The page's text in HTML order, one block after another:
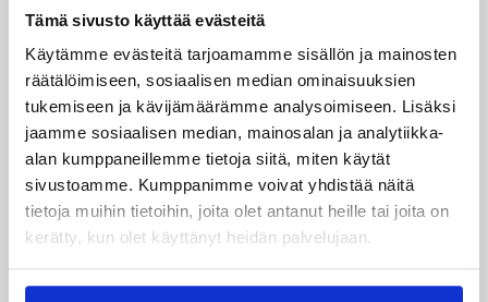
Tämä sivusto käyttää evästeitä
Käytämme evästeitä tarjoamamme sisällön ja mainosten
räätälöimiseen, sosiaalisen median ominaisuuksien
tukemiseen ja kävijämäärämme analysoimiseen. Lisäksi
jaamme sosiaalisen median, mainosalan ja analytiikka-
alan kumppaneillemme tietoja siitä, miten käytät
sivustoamme. Kumppanimme voivat yhdistää näitä
tietoja muihin tietoihin, joita olet antanut heille tai joita on
kerätty, kun olet käyttänyt heidän palvelujaan.
Suomalaiset ulkomailla 03.08.2026 09:24